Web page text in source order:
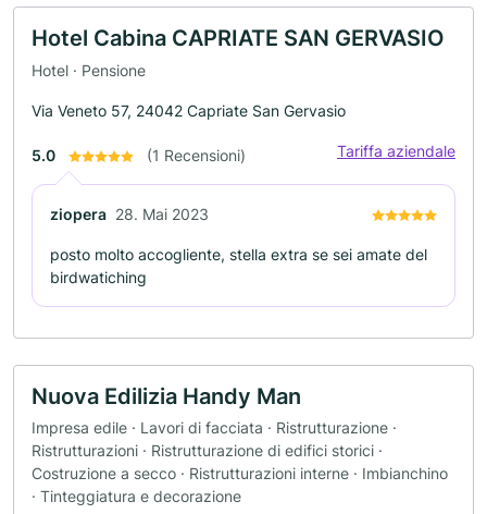
Hotel Cabina CAPRIATE SAN GERVASIO
Hotel · Pensione
Via Veneto 57, 24042 Capriate San Gervasio
5.0 (1 Recensioni) Tariffa aziendale
ziopera 28. Mai 2023
posto molto accogliente, stella extra se sei amate del
birdwatiching
Nuova Edilizia Handy Man
Impresa edile · Lavori di facciata · Ristrutturazione ·
Ristrutturazioni · Ristrutturazione di edifici storici ·
Costruzione a secco · Ristrutturazioni interne · Imbianchino
· Tinteggiatura e decorazione